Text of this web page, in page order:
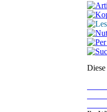
Diese